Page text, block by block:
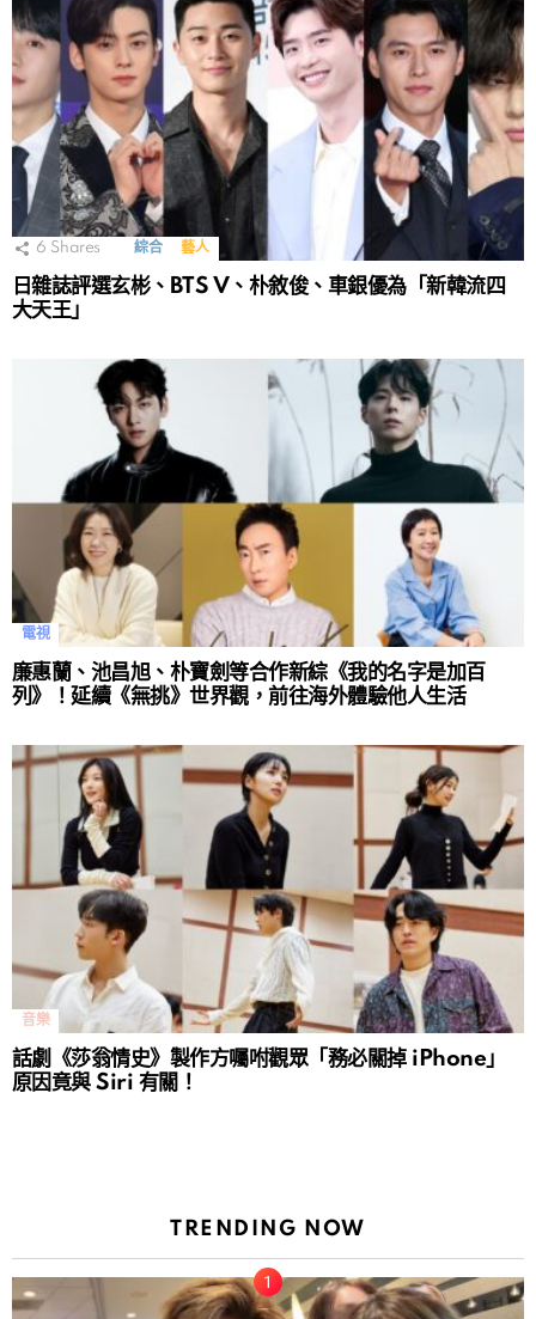
6 Shares 綜合 藝人
日雜誌評選玄彬、BTS V、朴敘俊、車銀優為「新韓流四
大天王」
電視
廉惠蘭、池昌旭、朴寶劍等合作新綜《我的名字是加百
列》！延續《無挑》世界觀，前往海外體驗他人生活
音樂
話劇《莎翁情史》製作方囑咐觀眾「務必關掉 iPhone」
原因竟與 Siri 有關！
TRENDING NOW